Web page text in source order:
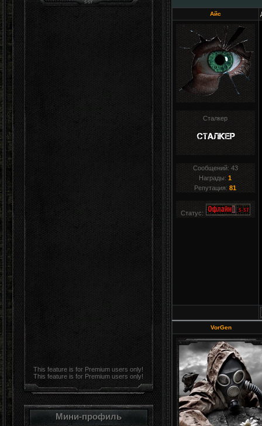
This feature is for Premium users only!
This feature is for Premium users only!
Мини-профиль
Айс
Сталкер
Сообщений: 43
Награды:1
Репутация:81
Статус:
VorGen